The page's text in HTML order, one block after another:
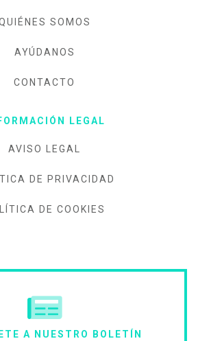
SOMOS
AYÚDANOS
CONTACTO
LEGAL
AVISO LEGAL
DE PRIVACIDAD
DE COOKIES
A NUESTRO BOLETÍN